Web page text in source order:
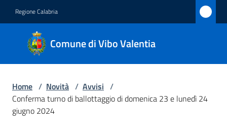
Regione Calabria
Comune di Vibo Valentia
Comune
di Vibo
Valentia
Amministrazione
Home / Novità / Avvisi /
Conferma turno di ballottaggio di domenica 23 e lunedì 24
giugno 2024